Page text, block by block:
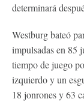
determinará
Westburg bateó
impulsadas en 85
tiempo de juego
izquierdo y un
18 jonrones y 63